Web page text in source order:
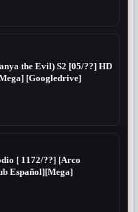
the Evil) S2 [05/??] HD
[Googledrive]
[ 1172/??] [Arco
Español][Mega]